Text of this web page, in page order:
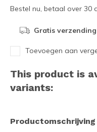
Bestel nu, betaal over 30
Gratis verzending
Toevoegen aan
This product is
variants:
Productomschrijving